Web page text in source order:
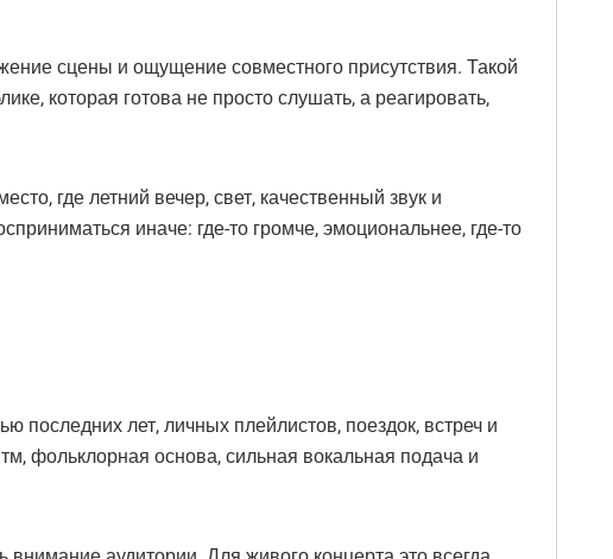
сцены и ощущение совместного присутствия. Такой
которая готова не просто слушать, а реагировать,
где летний вечер, свет, качественный звук и
иначе: где-то громче, эмоциональнее, где-то
последних лет, личных плейлистов, поездок, встреч и
фольклорная основа, сильная вокальная подача и